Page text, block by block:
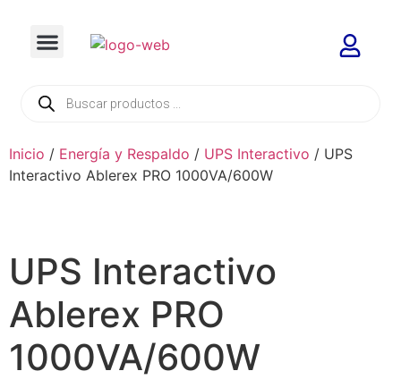
Inicio / Energía y Respaldo / UPS Interactivo / UPS
Interactivo Ablerex PRO 1000VA/600W
UPS Interactivo
Ablerex PRO
1000VA/600W